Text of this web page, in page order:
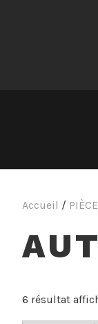
Accueil /
6 résultat